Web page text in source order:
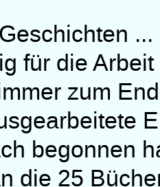
für die
zum
begonnen
die 25